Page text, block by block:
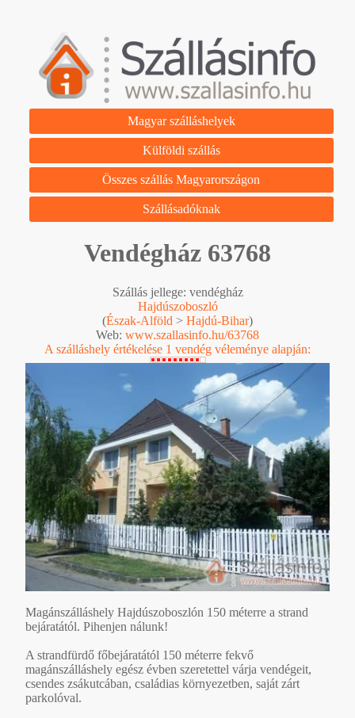
Magyar szálláshelyek
Külföldi szállás
Összes szállás Magyarországon
Szállásadóknak
Vendégház 63768
Szállás jellege: vendégház
Hajdúszoboszló
(Észak-Alföld > Hajdú-Bihar)
Web: www.szallasinfo.hu/63768
A szálláshely értékelése 1 vendég véleménye alapján:
Magánszálláshely Hajdúszoboszlón 150 méterre a strand
bejáratától. Pihenjen nálunk!
A strandfürdő főbejáratától 150 méterre fekvő
magánszálláshely egész évben szeretettel várja vendégeit,
csendes zsákutcában, családias környezetben, saját zárt
parkolóval.